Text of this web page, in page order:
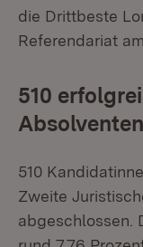
die Drittbeste
Referendariat
510
Absolventen
510
Zweite
abgeschlossen.